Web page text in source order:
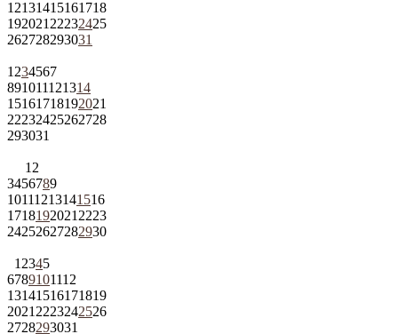
12131415161718
192021 22232425
262728293031
1 234567
891011121314
15161718192021
22232425262728
293031
1 2
3456789
10111213141516
1718192021 2223
24252627282930
1 2345
6789101112
13141516171819
2021 2223242526
2728293031